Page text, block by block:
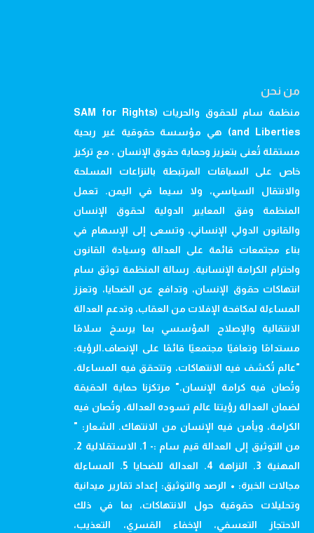
من نحن
منظمة سام للحقوق والحريات (SAM for Rights
and Liberties) هي مؤسسة حقوقية غير ربحية
مستقلة تُعنى بتعزيز وحماية حقوق الإنسان ، مع تركيز
خاص على السياقات المرتبطة بالنزاعات المسلحة
والانتقال السياسي، ولا سيما في اليمن. تعمل
المنظمة وفق المعايير الدولية لحقوق الإنسان
والقانون الدولي الإنساني، وتسعى إلى الإسهام في
بناء مجتمعات قائمة على العدالة وسيادة القانون
واحترام الكرامة الإنسانية. رسالة المنظمة توثق سام
انتهاكات حقوق الإنسان، وتدافع عن الضحايا، وتعزز
المساءلة لمكافحة الإفلات من العقاب، وتدعم العدالة
الانتقالية والإصلاح المؤسسي بما يرسخ سلامًا
مستدامًا وتعافيًا مجتمعيًا قائمًا على الإنصاف.الرؤية:
"عالم تُكشف فيه الانتهاكات، وتتحقق فيه المساءلة،
وتُصان فيه كرامة الإنسان." مرتكزنا حماية الحقيقة
لضمان العدالة رؤيتنا عالم تسوده العدالة، وتُصان فيه
الكرامة، ويأمن فيه الإنسان من الانتهاك. الشعار: "
من التوثيق إلى العدالة قيم سام :- 1. الاستقلالية 2.
المهنية 3. النزاهة 4. العدالة للضحايا 5. المساءلة
مجالات الخبرة: • الرصد والتوثيق: إعداد تقارير ميدانية
وتحليلات حقوقية حول الانتهاكات، بما في ذلك
الاحتجاز التعسفي، الإخفاء القسري، التعذيب،